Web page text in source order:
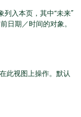
列入本页，其中“未来”
日期／时间的对象。
此视图上操作。默认